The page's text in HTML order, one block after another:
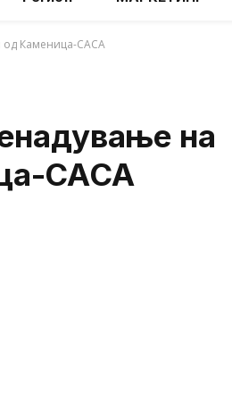
од Каменица-САСА
на
САСА